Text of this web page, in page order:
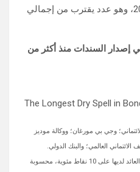
تخلفت عن السداد منذ عام 2020، وهو عدد يقترب من إجمالي
في إصدار السندات منذ أكثر من
وجي بي مورغان؛ ووكالة موديز
الائتماني العالمي؛ والبنك الدولي.
أ. نسبة الاقتصادات النامية التي تزيد فوارق العائد لديها على 10 نقاط مئوية، محسوبة